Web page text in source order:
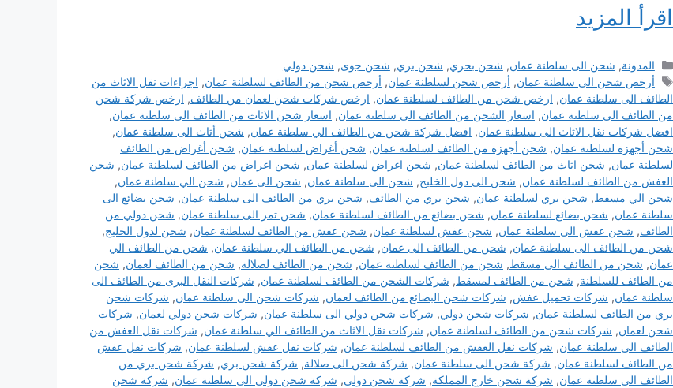
اقرأ المزيد
التصنيفات
المدونة, شحن الى سلطنة عمان, شحن بحري, شحن بري, شحن جوى, شحن دولي
الوسوم
أرخص شحن الي سلطنة عمان, أرخص شحن لسلطنة عمان, أرخص شحن من الطائف لسلطنة عمان, اجراءات نقل الاثاث من
الطائف الى سلطنة عمان, ارخص شحن من الطائف لسلطنة عمان, ارخص شركات شحن لعمان من الطائف, ارخص شركة شحن
من الطائف الى سلطنة عمان, اسعار الشحن من الطائف الى سلطنة عمان, اسعار شحن الاثاث من الطائف الى سلطنة عمان,
افضل شركات نقل الاثاث الى سلطنة عمان, افضل شركة شحن من الطائف الي سلطنة عمان, شحن أثاث الى سلطنة عمان,
شحن أجهزة لسلطنة عمان, شحن أجهزة من الطائف لسلطنة عمان, شحن أغراض لسلطنة عمان, شحن أغراض من الطائف
لسلطنة عمان, شحن اثاث من الطائف لسلطنة عمان, شحن اغراض لسلطنة عمان, شحن اغراض من الطائف لسلطنة عمان, شحن
العفش من الطائف لسلطنة عمان, شحن الى دول الخليج, شحن الى سلطنة عمان, شحن الى عمان, شحن الي سلطنة عمان,
شحن الي مسقط, شحن بري لسلطنة عمان, شحن بري من الطائف, شحن بري من الطائف الى سلطنة عمان, شحن بضائع الى
سلطنة عمان, شحن بضائع لسلطنة عمان, شحن بضائع من الطائف لسلطنة عمان, شحن تمر الى سلطنة عمان, شحن دولي من
الطائف, شحن عفش الى سلطنة عمان, شحن عفش لسلطنة عمان, شحن عفش من الطائف لسلطنة عمان, شحن لدول الخليج,
شحن من الطائف الى سلطنة عمان, شحن من الطائف الى عمان, شحن من الطائف الي سلطنة عمان, شحن من الطائف الي
عمان, شحن من الطائف الي مسقط, شحن من الطائف لسلطنة عمان, شحن من الطائف لصلالة, شحن من الطائف لعمان, شحن
من الطائف للسلطنة, شحن من الطائف لمسقط, شركات الشحن من الطائف لسلطنة عمان, شركات النقل البرى من الطائف الى
سلطنة عمان, شركات تحميل عفش, شركات شحن البضائع من الطائف لعمان, شركات شحن الى سلطنة عمان, شركات شحن
بري من الطائف لسلطنة عمان, شركات شحن دولي, شركات شحن دولي الى سلطنة عمان, شركات شحن دولي لعمان, شركات
شحن لعمان, شركات شحن من الطائف لسلطنة عمان, شركات نقل الاثاث من الطائف الي سلطنة عمان, شركات نقل العفش من
الطائف الي سلطنة عمان, شركات نقل العفش من الطائف لسلطنة عمان, شركات نقل عفش لسلطنة عمان, شركات نقل عفش
من الطائف لسلطنة عمان, شركة شحن الى سلطنة عمان, شركة شحن الى صلالة, شركة شحن بري, شركة شحن بري من
الطائف الي سلطنة عمان, شركة شحن خارج المملكة, شركة شحن دولي, شركة شحن دولي الى سلطنة عمان, شركة شحن